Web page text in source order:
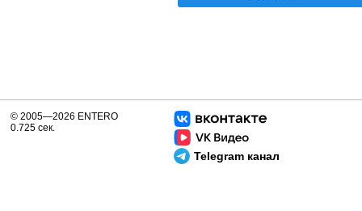
Telegram канал
© 2005—2026 ENTERO
0.725 сек.